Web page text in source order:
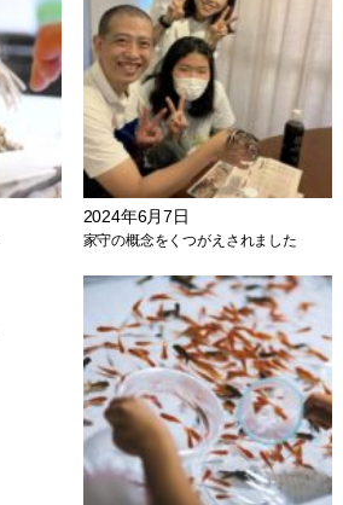
2024年6月7日
家守の概念をくつがえされました